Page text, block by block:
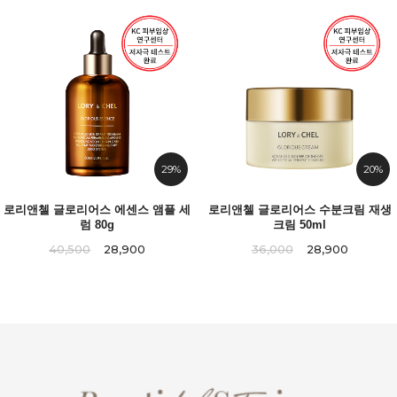
29%
로리앤첼 글로리어스 에센스 앰플 세
럼 80g
40,500
28,900
20%
로리앤첼 글로리어스 수분크림 재생
크림 50ml
36,000
28,900